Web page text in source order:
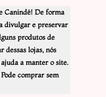
Canindé! De forma
divulgar e preservar
produtos de
dessas lojas, nós
a manter o site.
comprar sem